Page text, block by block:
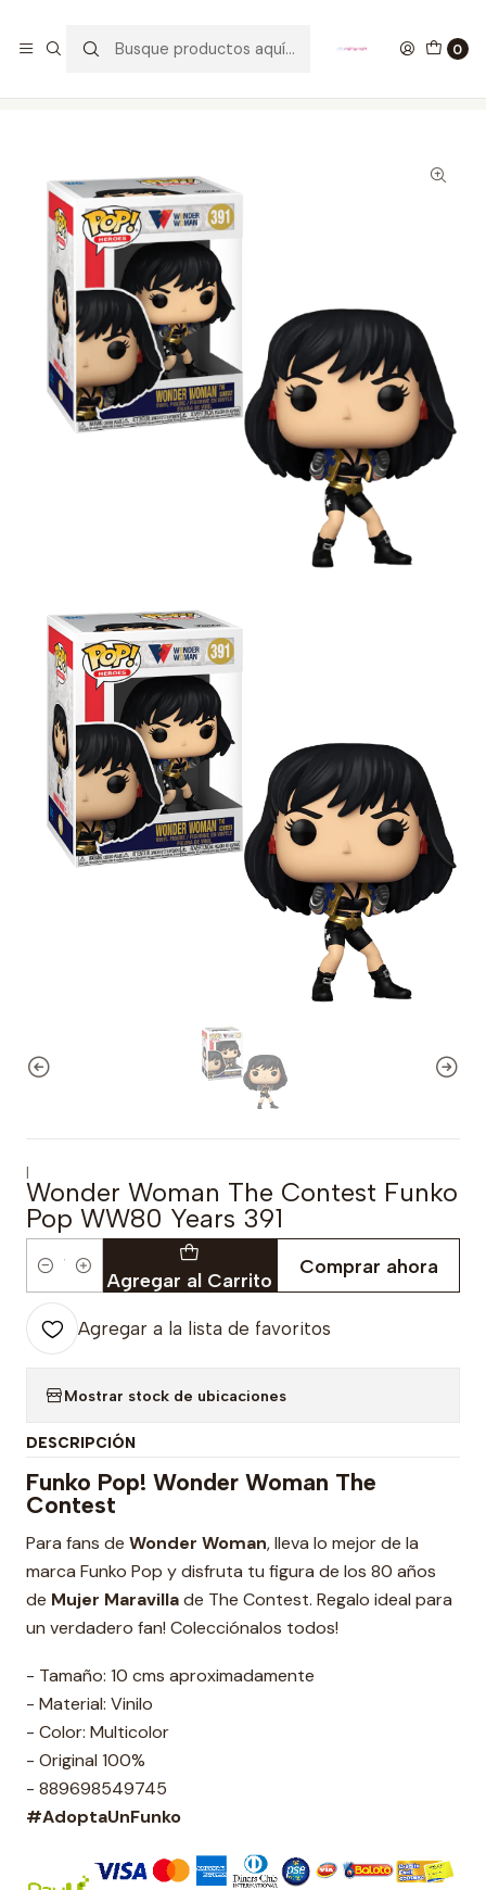
0
|
Wonder Woman The Contest Funko
Pop WW80 Years 391
Cantidad Agregar al Carrito
Comprar ahora
Agregar a la lista de favoritos
Mostrar stock de ubicaciones
DESCRIPCIÓN
Funko Pop! Wonder Woman The
Contest
Para fans de Wonder Woman, lleva lo mejor de la
marca Funko Pop y disfruta tu figura de los 80 años
de Mujer Maravillade The Contest. Regalo ideal para
un verdadero fan! Colecciónalos todos!
- Tamaño: 10 cms aproximadamente
- Material: Vinilo
- Color: Multicolor
- Original 100%
- 889698549745
#AdoptaUnFunko